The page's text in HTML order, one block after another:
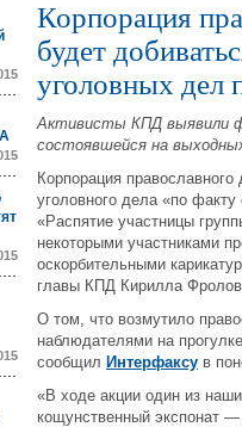
Корпорация
будет
уголовных дел
Активисты КПД выявили
состоявшейся на
Корпорация
уголовного дела «по
«Распятие участницы
некоторыми участниками
оскорбительными
главы КПД Кирилла
О том, что возмутило
наблюдателями на
сообщил Интерфаксу в
«В ходе акции один из
кощунственный экспонат —